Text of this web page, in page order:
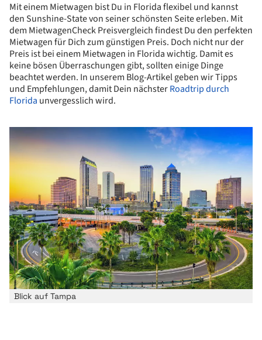
Blick auf Tampa
Mit einem Mietwagen bist Du in Florida flexibel und kannst
den Sunshine-State von seiner schönsten Seite erleben. Mit
dem MietwagenCheck Preisvergleich findest Du den perfekten
Mietwagen für Dich zum günstigen Preis. Doch nicht nur der
Preis ist bei einem Mietwagen in Florida wichtig. Damit es
keine bösen Überraschungen gibt, sollten einige Dinge
beachtet werden. In unserem Blog-Artikel geben wir Tipps
und Empfehlungen, damit Dein nächsterRoadtrip durch
Florida unvergesslich wird.